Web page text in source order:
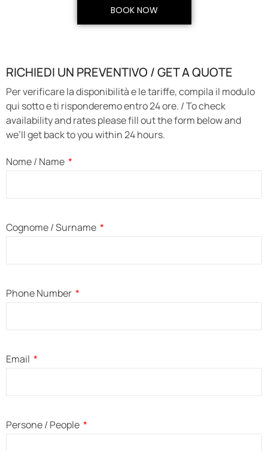
BOOK NOW
RICHIEDI UN PREVENTIVO / GET A QUOTE
Per verificare la disponibilità e le tariffe, compila il modulo
qui sotto e ti risponderemo entro 24 ore. / To check
availability and rates please fill out the form below and
we’ll get back to you within 24 hours.
Nome / Name
Cognome / Surname
Phone Number
Email
Persone / People